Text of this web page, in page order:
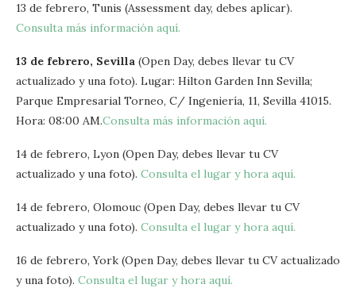
13 de febrero, Tunis (Assessment day, debes aplicar).
Consulta más información aquí.
13 de febrero, Sevilla (Open Day, debes llevar tu CV
actualizado y una foto). Lugar: Hilton Garden Inn Sevilla;
Parque Empresarial Torneo, C/ Ingeniería, 11, Sevilla 41015.
Hora: 08:00 AM.Consulta más información aquí.
14 de febrero, Lyon (Open Day, debes llevar tu CV
actualizado y una foto). Consulta el lugar y hora aquí.
14 de febrero, Olomouc (Open Day, debes llevar tu CV
actualizado y una foto). Consulta el lugar y hora aquí.
16 de febrero, York (Open Day, debes llevar tu CV actualizado
y una foto). Consulta el lugar y hora aquí.